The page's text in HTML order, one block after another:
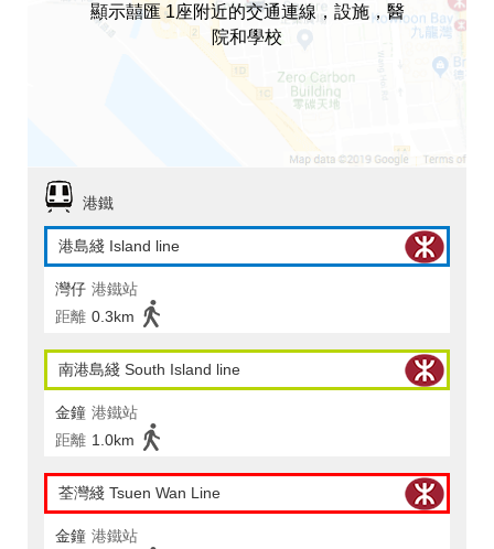
顯示囍匯 1座附近的交通連線，設施，醫
院和學校
港鐵
港島綫 Island line
灣仔 港鐵站
距離 0.3km
南港島綫 South Island line
金鐘 港鐵站
距離 1.0km
荃灣綫 Tsuen Wan Line
金鐘 港鐵站